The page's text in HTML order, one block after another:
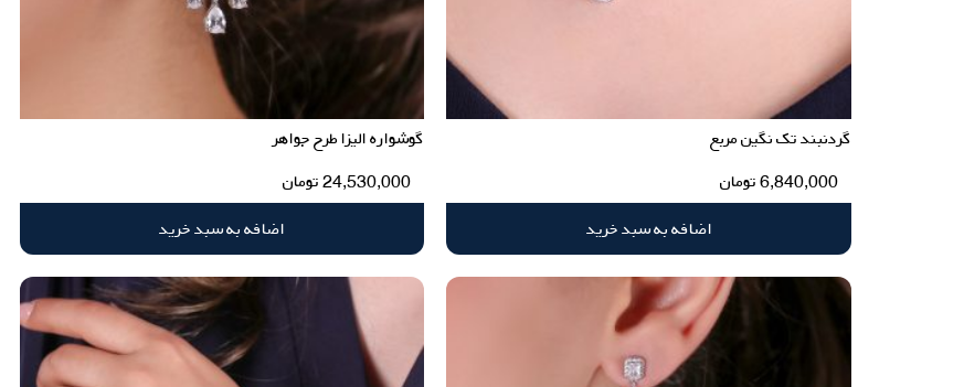
گردنبند تک نگین مربع
6,840,000تومان
اضافه به سبد خرید
گوشواره الیزا طرح جواهر
24,530,000تومان
اضافه به سبد خرید